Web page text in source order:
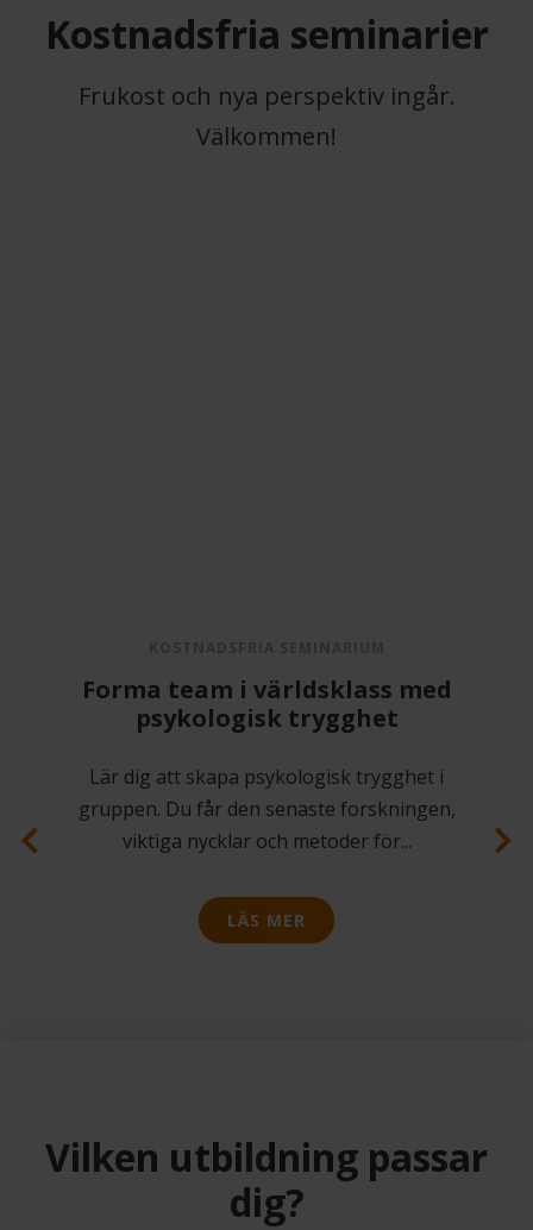
Kostnadsfria seminarier
Frukost och nya perspektiv ingår.
Välkommen!
Forma team i världsklass med
psykologisk trygghet
Lär dig att skapa psykologisk trygghet i
gruppen. Du får den senaste forskningen,
viktiga nycklar och metoder för...
LÄS MER
Vilken utbildning passar
dig?